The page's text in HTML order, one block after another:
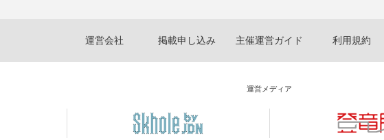
運営会社 掲載申し込み 主催運営ガイド 利用規約
運営メディア